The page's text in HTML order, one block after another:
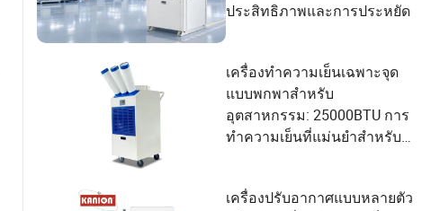
ประสิทธิภาพและการประหยัด
เครื่องทำความเย็นเฉพาะจุด
แบบพกพาสำหรับ
อุตสาหกรรม: 25000BTU การ
ทำความเย็นที่แม่นยำสำหรับ
เครื่องปรับอากาศแบบหลายตัว